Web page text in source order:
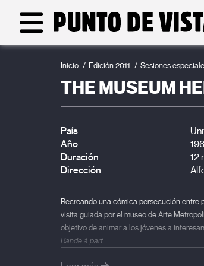
Inicio Edición 2011 Sesiones
THE MUSEUM
País
Año
Duración
12
Dirección
Recreando una cómica persecución entre
visita guiada por el museo de Arte
objetivo de animar a los jóvenes a
Bande à part.